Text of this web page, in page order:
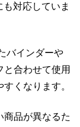
対応していま
バインダーや
合わせて使用
くなります。
商品が異なるた